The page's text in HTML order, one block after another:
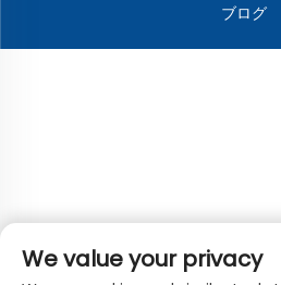
ブログ
We value your privacy